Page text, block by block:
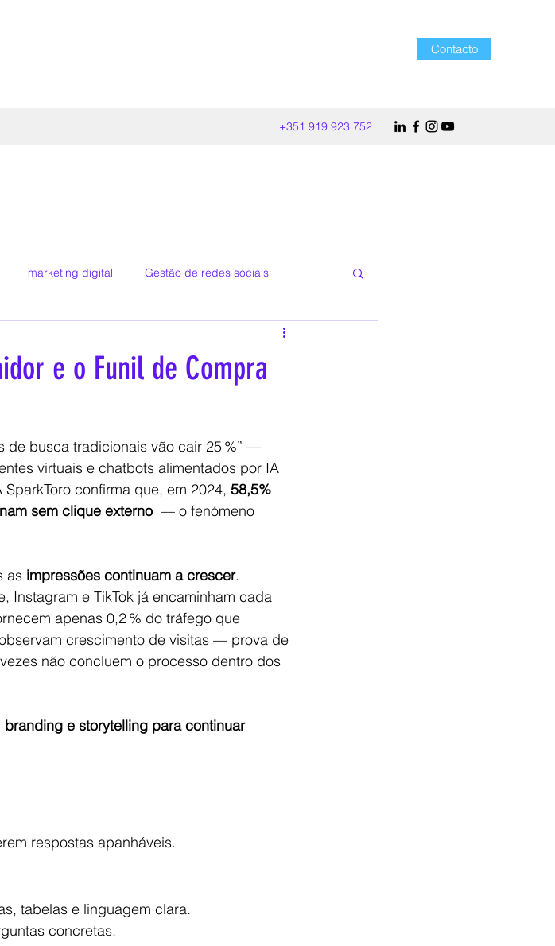
Contacto
+351 919 923 752
marketing digital Gestão de redes sociais
de Imprensa
empresarial
e o Funil de Compra
busca tradicionais vão cair 25 %” —
virtuais e chatbots alimentados por IA
confirma que, em 2024, 58,5%
sem clique externo
  — o fenómeno
as impressões continuam a crescer.
Instagram e TikTok já encaminham cada
apenas 0,2 % do tráfego que
crescimento de visitas — prova de
não concluem o processo dentro dos
e storytelling para continuar
respostas apanháveis.
tabelas e linguagem clara.
concretas.